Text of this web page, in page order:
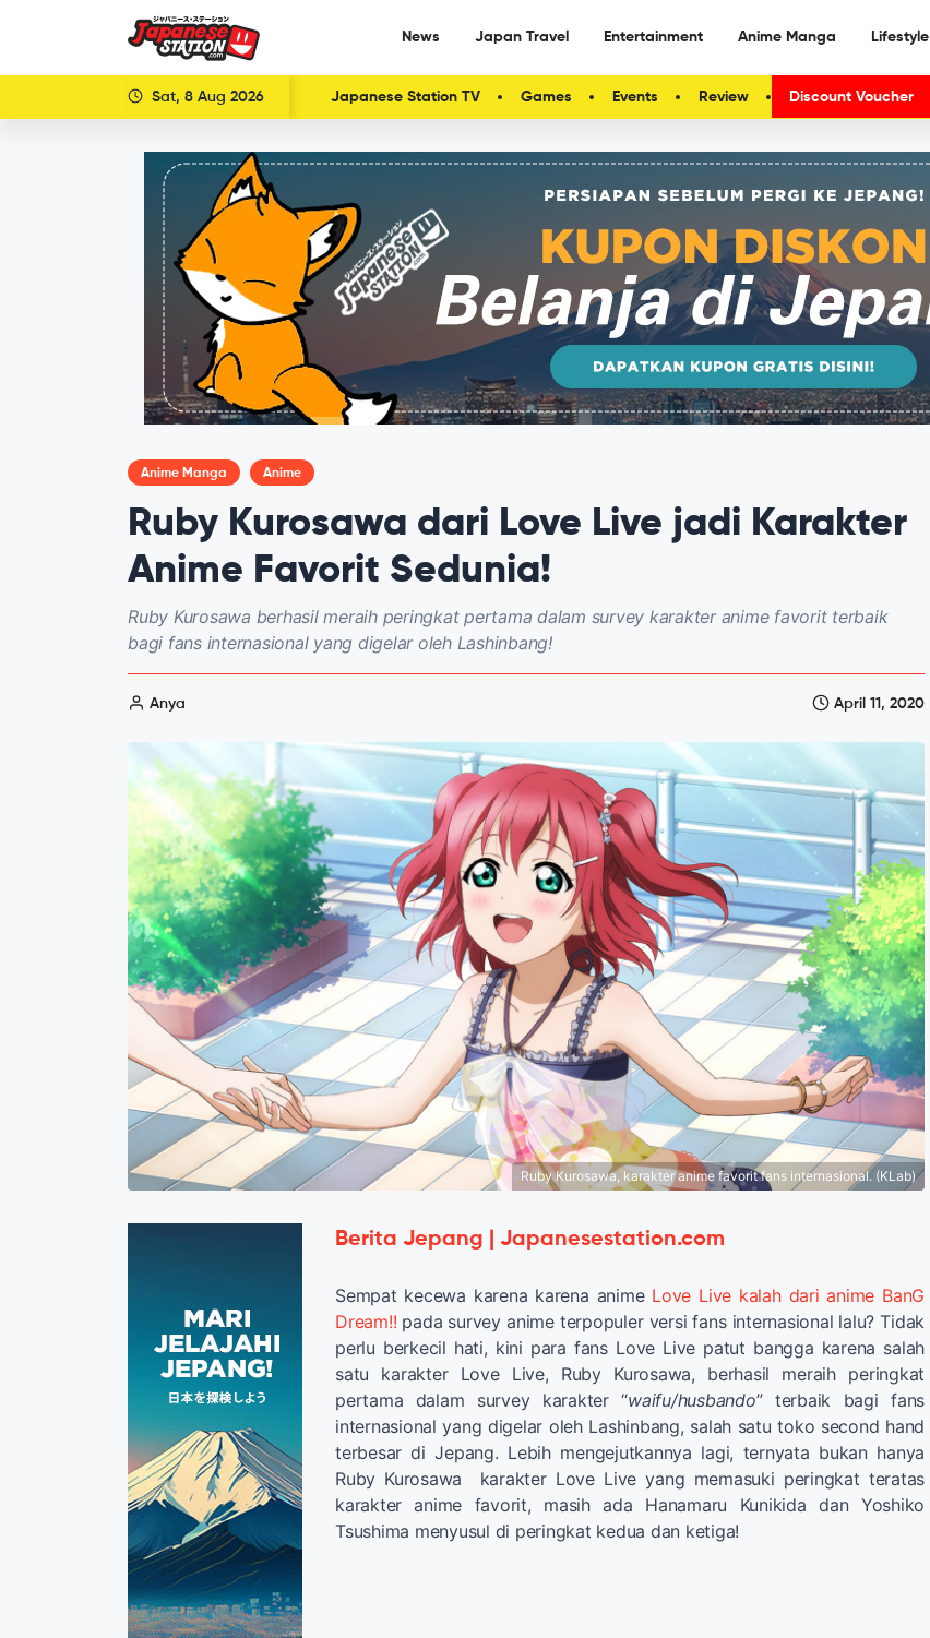
News Japan Travel Entertainment Anime Manga Lifestyle
Sat, 8 Aug 2026 Japanese Station TV Games Events Review Discount Voucher
Anime Manga Anime
Ruby Kurosawa dari Love Live jadi Karakter
Anime Favorit Sedunia!
Ruby Kurosawa berhasil meraih peringkat pertama dalam survey karakter anime favorit terbaik
bagi fans internasional yang digelar oleh Lashinbang!
Anya April 11, 2020
Ruby Kurosawa, karakter anime favorit fans internasional. (KLab)
Berita Jepang | Japanesestation.com
Sempat kecewa karena karena anime Love Live kalah dari anime BanG
Dream!! pada survey anime terpopuler versi fans internasional lalu? Tidak
perlu berkecil hati, kini para fans Love Live patut bangga karena salah
satu karakter Love Live, Ruby Kurosawa, berhasil meraih peringkat
pertama dalam survey karakter “waifu/husbando” terbaik bagi fans
internasional yang digelar oleh Lashinbang, salah satu toko second hand
terbesar di Jepang. Lebih mengejutkannya lagi, ternyata bukan hanya
Ruby Kurosawa karakter Love Live yang memasuki peringkat teratas
karakter anime favorit, masih ada Hanamaru Kunikida dan Yoshiko
Tsushima menyusul di peringkat kedua dan ketiga!